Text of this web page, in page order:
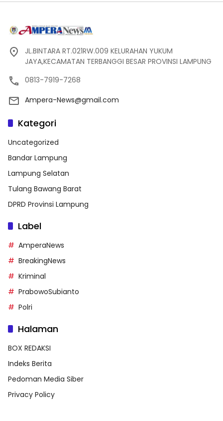
JL.BINTARA RT.021RW.009 KELURAHAN YUKUM
JAYA,KECAMATAN TERBANGGI BESAR PROVINSI LAMPUNG
0813-7919-7268
Ampera-News@gmail.com
Kategori
Uncategorized
Bandar Lampung
Lampung Selatan
Tulang Bawang Barat
DPRD Provinsi Lampung
Label
AmperaNews
BreakingNews
Kriminal
PrabowoSubianto
Polri
Halaman
BOX REDAKSI
Indeks Berita
Pedoman Media Siber
Privacy Policy